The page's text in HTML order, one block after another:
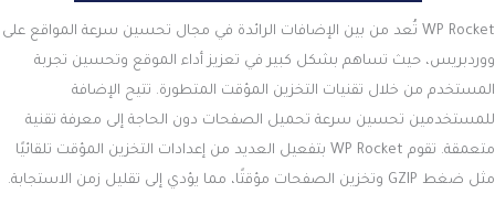
WP Rocket تُعد من بين الإضافات الرائدة في مجال تحسين سرعة المواقع على
ووردبريس، حيث تساهم بشكل كبير في تعزيز أداء الموقع وتحسين تجربة
المستخدم من خلال تقنيات التخزين المؤقت المتطورة. تتيح الإضافة
للمستخدمين تحسين سرعة تحميل الصفحات دون الحاجة إلى معرفة تقنية
متعمقة. تقوم WP Rocket بتفعيل العديد من إعدادات التخزين المؤقت تلقائيًا
مثل ضغط GZIP وتخزين الصفحات مؤقتًا، مما يؤدي إلى تقليل زمن الاستجابة.